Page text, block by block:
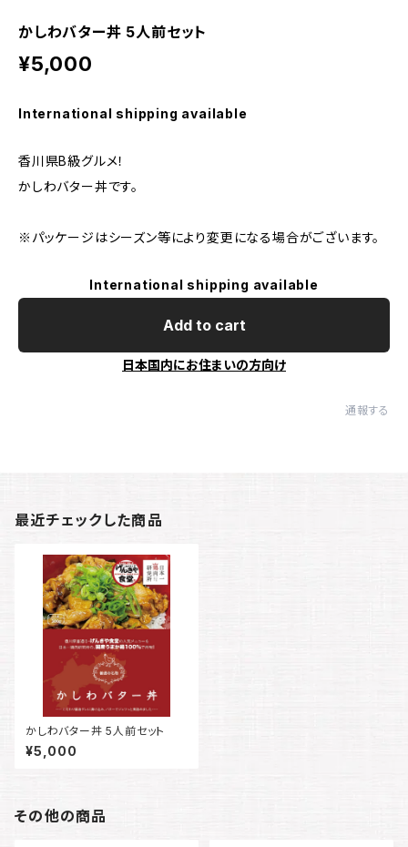
かしわバター丼 5人前セット
¥5,000
International shipping available
香川県B級グルメ！
かしわバター丼です。
※パッケージはシーズン等により変更になる場合がございます。
International shipping available
Add to cart
日本国内にお住まいの方向け
通報する
最近チェックした商品
かしわバター丼 5人前セット
¥5,000
その他の商品